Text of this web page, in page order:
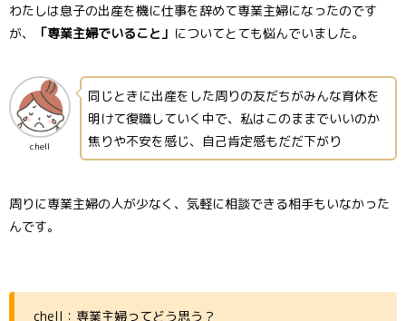
わたしは息子の出産を機に仕事を辞めて専業主婦になったのです
が、
「専業主婦でいること」 についてとても悩んでいました。
chell
同じときに出産をした周りの友だちがみんな育休を
明けて復職していく中で、私はこのままでいいのか
焦りや不安を感じ、自己肯定感もだだ下がり
周りに専業主婦の人が少なく、気軽に相談できる相手もいなかった
んです。
chell：専業主婦ってどう思う？